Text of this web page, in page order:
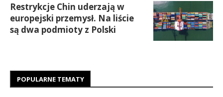
Restrykcje Chin uderzają w
europejski przemysł. Na liście
są dwa podmioty z Polski
POPULARNE TEMATY